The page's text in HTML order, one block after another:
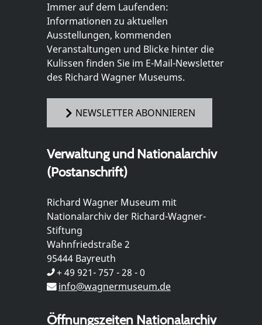
Immer auf dem Laufenden:
Informationen zu aktuellen
Ausstellungen, kommenden
Veranstaltungen und Blicke hinter die
Kulissen finden Sie im E-Mail-Newsletter
des Richard Wagner Museums.
NEWSLETTER ABONNIEREN
Verwaltung und Nationalarchiv
(Postanschrift)
Richard Wagner Museum mit
Nationalarchiv der Richard-Wagner-
Stiftung
Wahnfriedstraße 2
95444 Bayreuth
+ 49 921- 757 - 28 - 0
info@wagnermuseum.de
Öffnungszeiten Nationalarchiv